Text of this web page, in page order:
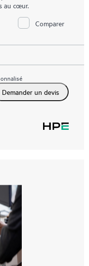
au cœur.
Comparer
Demander un devis